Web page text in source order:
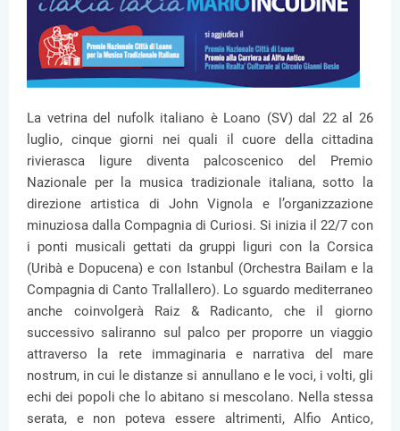
La vetrina del nufolk italiano è Loano (SV) dal 22 al 26
luglio, cinque giorni nei quali il cuore della cittadina
rivierasca ligure diventa palcoscenico del Premio
Nazionale per la musica tradizionale italiana, sotto la
direzione artistica di John Vignola e l’organizzazione
minuziosa dalla Compagnia di Curiosi. Si inizia il 22/7 con
i ponti musicali gettati da gruppi liguri con la Corsica
(Uribà e Dopucena) e con Istanbul (Orchestra Bailam e la
Compagnia di Canto Trallallero). Lo sguardo mediterraneo
anche coinvolgerà Raiz & Radicanto, che il giorno
successivo saliranno sul palco per proporre un viaggio
attraverso la rete immaginaria e narrativa del mare
nostrum, in cui le distanze si annullano e le voci, i volti, gli
echi dei popoli che lo abitano si mescolano. Nella stessa
serata, e non poteva essere altrimenti, Alfio Antico,